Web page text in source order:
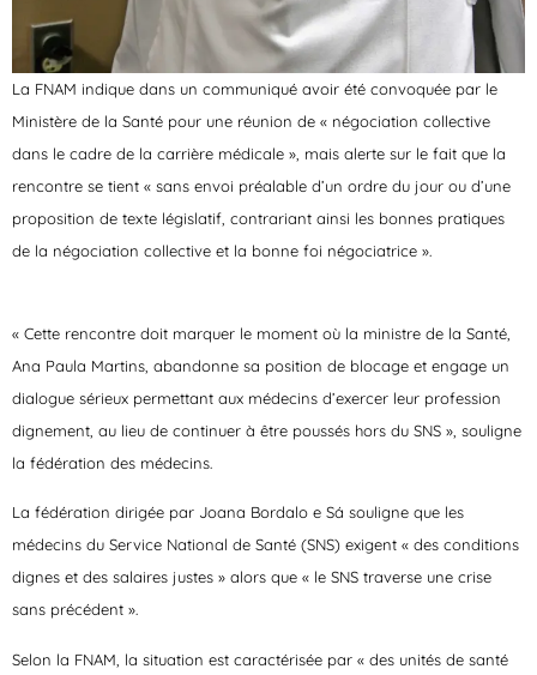
La FNAM indique dans un communiqué avoir été convoquée par le
Ministère de la Santé pour une réunion de « négociation collective
dans le cadre de la carrière médicale », mais alerte sur le fait que la
rencontre se tient « sans envoi préalable d’un ordre du jour ou d’une
proposition de texte législatif, contrariant ainsi les bonnes pratiques
de la négociation collective et la bonne foi négociatrice ».
« Cette rencontre doit marquer le moment où la ministre de la Santé,
Ana Paula Martins, abandonne sa position de blocage et engage un
dialogue sérieux permettant aux médecins d’exercer leur profession
dignement, au lieu de continuer à être poussés hors du SNS », souligne
la fédération des médecins.
La fédération dirigée par Joana Bordalo e Sá souligne que les
médecins du Service National de Santé (SNS) exigent « des conditions
dignes et des salaires justes » alors que « le SNS traverse une crise
sans précédent ».
Selon la FNAM, la situation est caractérisée par « des unités de santé